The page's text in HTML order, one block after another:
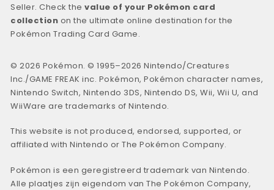
Seller. Check thevalue of your Pokémon card
collection on the ultimate online destination for the
Pokémon Trading Card Game.
© 2026 Pokémon. © 1995–2026 Nintendo/Creatures
Inc./GAME FREAK inc. Pokémon, Pokémon character names,
Nintendo Switch, Nintendo 3DS, Nintendo DS, Wii, Wii U, and
WiiWare are trademarks of Nintendo.
This website is not produced, endorsed, supported, or
affiliated with Nintendo or The Pokémon Company.
Pokémon is een geregistreerd trademark van Nintendo.
Alle plaatjes zijn eigendom van The Pokémon Company,